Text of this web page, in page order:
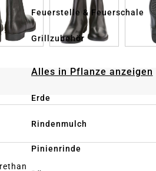
Feuerstelle & Feuerschale
Grillzubehör
Alles in Pflanze anzeigen
Erde
Rindenmulch
Pinienrinde